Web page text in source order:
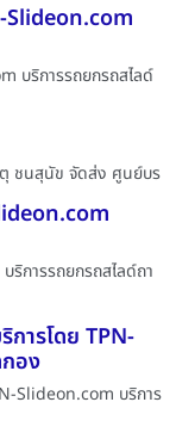
Slideon.com
บริการรถยกรถสไลด์
ชนสุนัข จัดส่ง ศูนย์บร
ริการรถยกรถสไลด์ถา
การโดย TPN-
อง
Slideon.com บริการ